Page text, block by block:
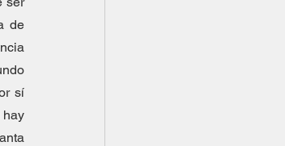
de
sí
hay